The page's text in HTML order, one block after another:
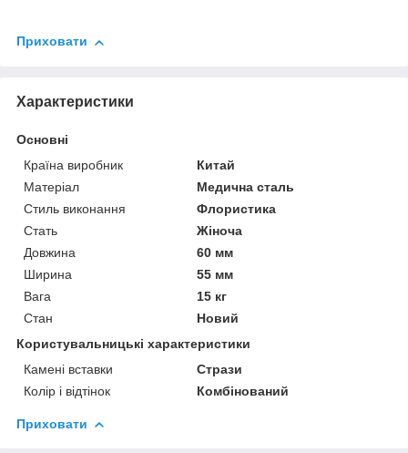
Приховати
Характеристики
Основні
Країна виробник
Китай
Матеріал
Медична сталь
Стиль виконання
Флористика
Стать
Жіноча
Довжина
60 мм
Ширина
55 мм
Вага
15 кг
Стан
Новий
Користувальницькі характеристики
Камені вставки
Стрази
Колір і відтінок
Комбінований
Приховати